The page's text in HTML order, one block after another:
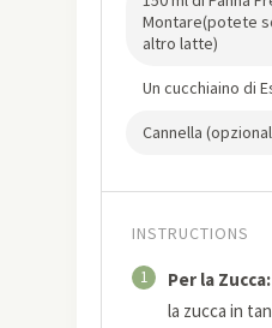
Montare(potete
altro latte)
Un cucchiaino di
Cannella
INSTRUCTIONS
1 Per la Zucca:
la zucca in